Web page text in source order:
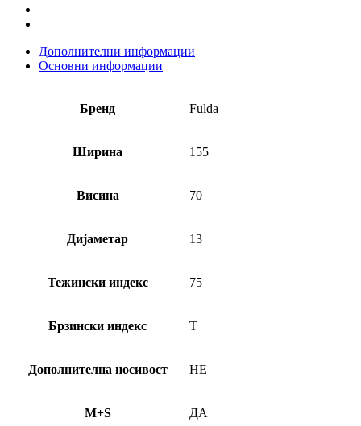
Дополнителни информации
Основни информации
Бренд Fulda
Ширина 155
Висина 70
Дијаметар 13
Тежински индекс 75
Брзински индекс T
Дополнителна носивост НЕ
M+S ДА